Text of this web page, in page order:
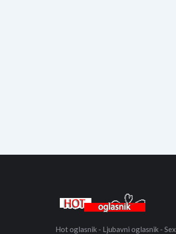
Hot oglasnik - Ljubavni oglasnik - Sex